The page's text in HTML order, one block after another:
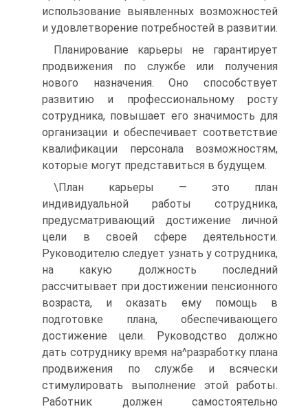
использование выявленных возможностей
и удовлетворение потребностей в развитии.
Планирование карьеры не гарантирует
продвижения по службе или получения
нового назначения. Оно способствует
развитию и профессиональному росту
сотрудника, повышает его значимость для
организации и обеспечивает соответствие
квалификации персонала возможностям,
которые могут представиться в будущем.
\План карьеры — это план
индивидуальной работы сотрудника,
предусматривающий достижение личной
цели в своей сфере деятельности.
Руководителю следует узнать у сотрудника,
на какую должность последний
рассчитывает при достижении пенсионного
возраста, и оказать ему помощь в
подготовке плана, обеспечивающего
достижение цели. Руководство должно
дать сотруднику время на^разработку плана
продвижения по службе и всячески
стимулировать выполнение этой работы.
Работник должен самостоятельно